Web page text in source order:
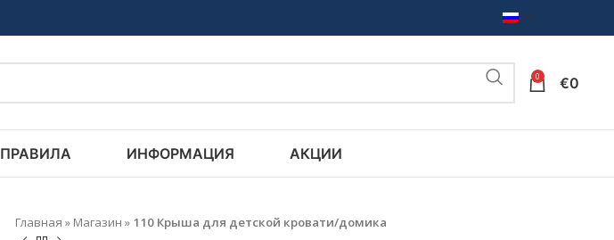
RU
0 €0
ПРАВИЛА ИНФОРМАЦИЯ АКЦИИ
Главная » Магазин » 110 Крыша для детской кровати/домика